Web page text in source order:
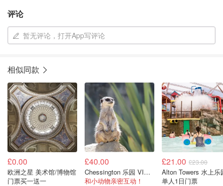
评论
暂无评论，打开App写评论
相似同款
£0.00
欧洲之星 美术馆/博物馆
门票买一送一
£40.00
Chessington 乐园 VIP动物体验
和小动物亲密互动！
£21.00 £23.00
Alton Towers 水上乐
单人1日门票